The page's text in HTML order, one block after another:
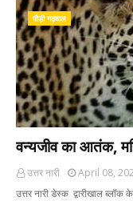
पौड़ी गढ़वाल
वन्यजीव का आतंक,
उत्तर नारी
April 08,
उत्तर नारी डेस्क द्वारीखाल ब्लॉक